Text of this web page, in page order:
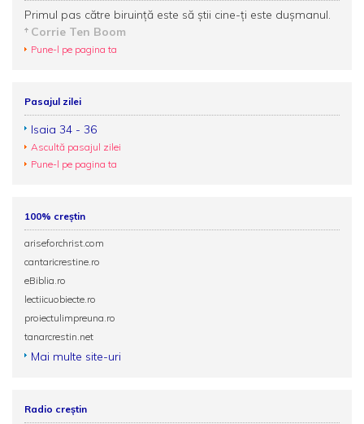
Primul pas către biruinţă este să ştii cine-ţi este duşmanul.
Corrie Ten Boom
Pune-l pe pagina ta
Pasajul zilei
Isaia 34 - 36
Ascultă pasajul zilei
Pune-l pe pagina ta
100% creștin
ariseforchrist.com
cantaricrestine.ro
eBiblia.ro
lectiicuobiecte.ro
proiectulimpreuna.ro
tanarcrestin.net
Mai multe site-uri
Radio creștin